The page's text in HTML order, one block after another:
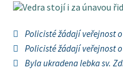
Policisté žádají veřejnost
Policisté žádají veřejnost
Byla ukradena lebka sv.